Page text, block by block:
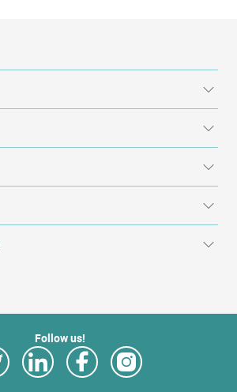
Follow us!